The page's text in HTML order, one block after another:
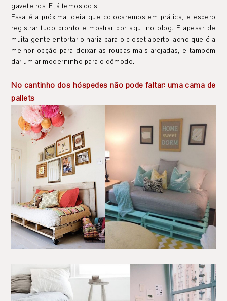
gaveteiros. E já temos dois!
Essa é a próxima ideia que colocaremos em prática, e espero
registrar tudo pronto e mostrar por aqui no blog. E apesar de
muita gente entortar o nariz para o closet aberto, acho que é a
melhor opção para deixar as roupas mais arejadas, e também
dar um ar moderninho para o cômodo.
No cantinho dos hóspedes não pode faltar: uma cama de
pallets